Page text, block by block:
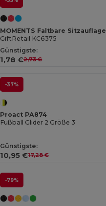
MOMENTS Faltbare Sitzauflage
GiftRetail KC6375
Günstigste:
1,78 €2,73 €
-37%
Proact PA874
Fußball Glider 2 Größe 3
Günstigste:
10,95 €17,28 €
-79%